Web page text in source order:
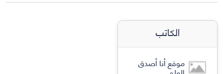
الكاتب
موقع أنا أصدق